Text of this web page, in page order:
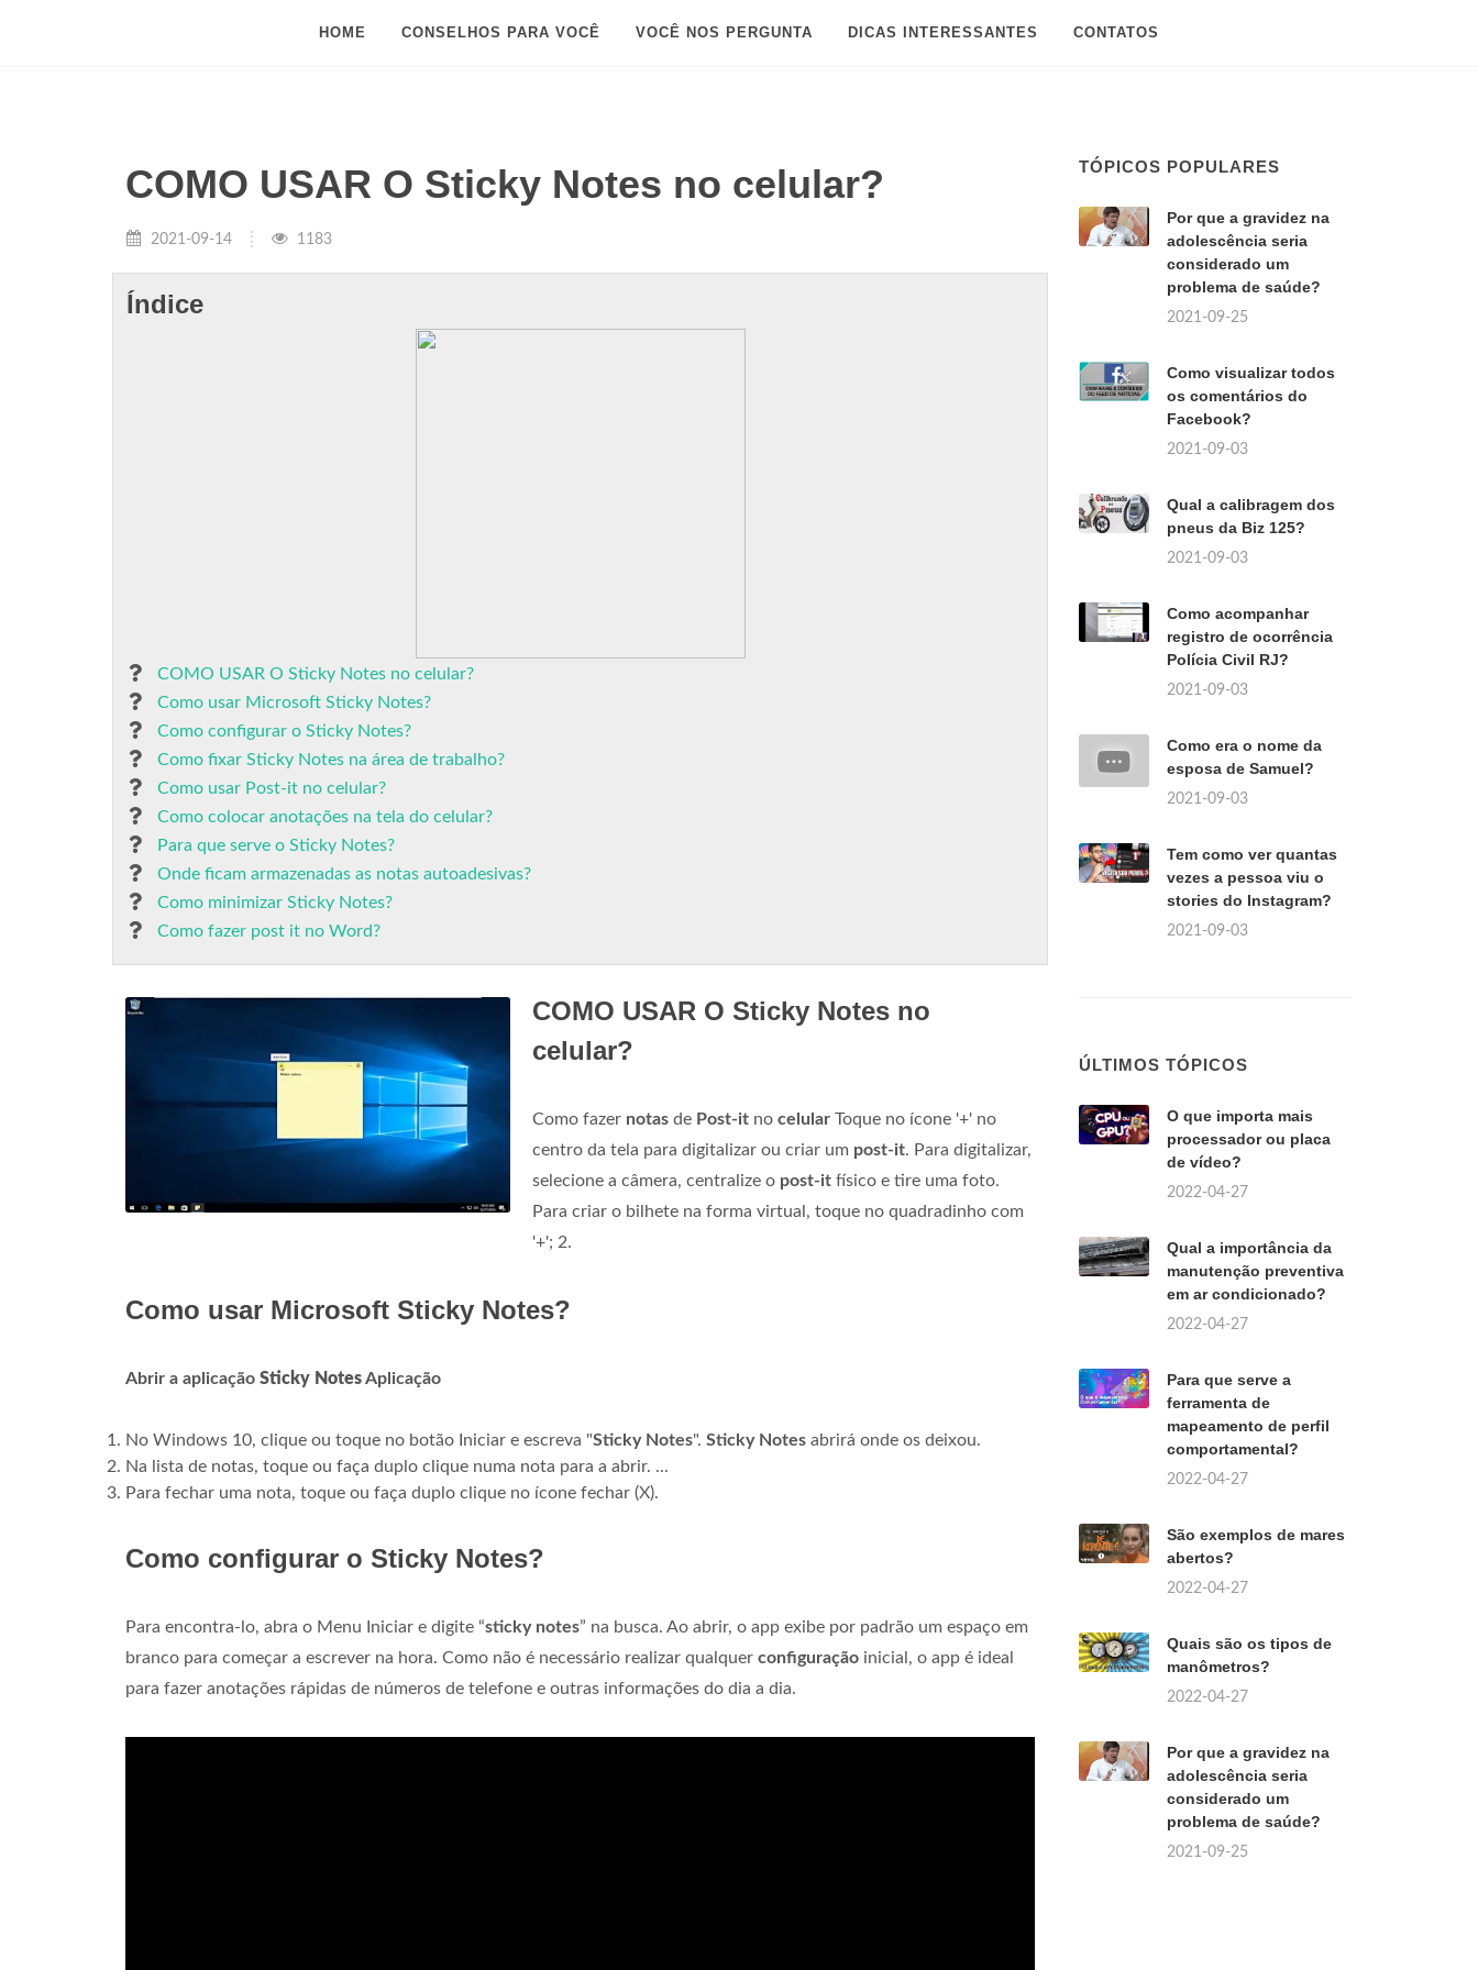
HOME CONSELHOS PARA VOCÊ VOCÊ NOS PERGUNTA DICAS INTERESSANTES CONTATOS
COMO USAR O Sticky Notes no celular?
2021-09-14 1183
Índice
COMO USAR O Sticky Notes no celular?
Como usar Microsoft Sticky Notes?
Como configurar o Sticky Notes?
Como fixar Sticky Notes na área de trabalho?
Como usar Post-it no celular?
Como colocar anotações na tela do celular?
Para que serve o Sticky Notes?
Onde ficam armazenadas as notas autoadesivas?
Como minimizar Sticky Notes?
Como fazer post it no Word?
COMO USAR O Sticky Notes no
celular?
Como fazer notas de Post-it no celular Toque no ícone '+' no
centro da tela para digitalizar ou criar um post-it. Para digitalizar,
selecione a câmera, centralize o post-it físico e tire uma foto.
Para criar o bilhete na forma virtual, toque no quadradinho com
'+'; 2.
Como usar Microsoft Sticky Notes?
Abrir a aplicação Sticky NotesAplicação
No Windows 10, clique ou toque no botão Iniciar e escreva "Sticky Notes". Sticky Notes abrirá onde os deixou.
Na lista de notas, toque ou faça duplo clique numa nota para a abrir. ...
Para fechar uma nota, toque ou faça duplo clique no ícone fechar (X).
Como configurar o Sticky Notes?
Para encontra-lo, abra o Menu Iniciar e digite “sticky notes” na busca. Ao abrir, o app exibe por padrão um espaço em
branco para começar a escrever na hora. Como não é necessário realizar qualquer configuração inicial, o app é ideal
para fazer anotações rápidas de números de telefone e outras informações do dia a dia.
TÓPICOS POPULARES
Por que a gravidez na
adolescência seria
considerado um
problema de saúde?
2021-09-25
Como visualizar todos
os comentários do
Facebook?
2021-09-03
Qual a calibragem dos
pneus da Biz 125?
2021-09-03
Como acompanhar
registro de ocorrência
Polícia Civil RJ?
2021-09-03
Como era o nome da
esposa de Samuel?
2021-09-03
Tem como ver quantas
vezes a pessoa viu o
stories do Instagram?
2021-09-03
ÚLTIMOS TÓPICOS
O que importa mais
processador ou placa
de vídeo?
2022-04-27
Qual a importância da
manutenção preventiva
em ar condicionado?
2022-04-27
Para que serve a
ferramenta de
mapeamento de perfil
comportamental?
2022-04-27
São exemplos de mares
abertos?
2022-04-27
Quais são os tipos de
manômetros?
2022-04-27
Por que a gravidez na
adolescência seria
considerado um
problema de saúde?
2021-09-25